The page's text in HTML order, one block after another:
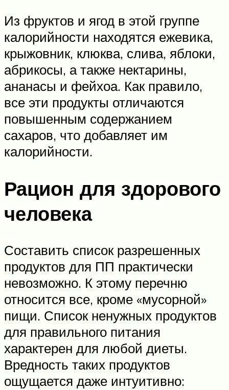
Из фруктов и ягод в этой группе
калорийности находятся ежевика,
крыжовник, клюква, слива, яблоки,
абрикосы, а также нектарины,
ананасы и фейхоа. Как правило,
все эти продукты отличаются
повышенным содержанием
сахаров, что добавляет им
калорийности.
Рацион для здорового
человека
Составить список разрешенных
продуктов для ПП практически
невозможно. К этому перечню
относится все, кроме «мусорной»
пищи. Список ненужных продуктов
для правильного питания
характерен для любой диеты.
Вредность таких продуктов
ощущается даже интуитивно: